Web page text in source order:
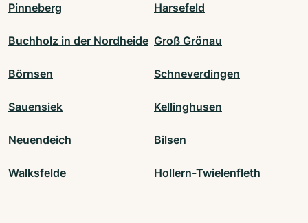
Pinneberg Harsefeld
Buchholz in der Nordheide Groß Grönau
Börnsen Schneverdingen
Sauensiek Kellinghusen
Neuendeich Bilsen
Walksfelde Hollern-Twielenfleth